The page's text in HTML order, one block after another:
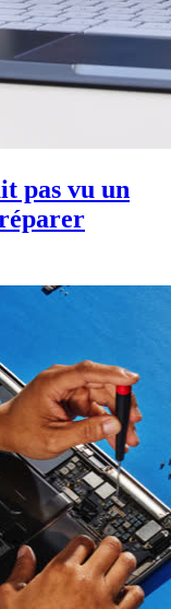
pas vu un